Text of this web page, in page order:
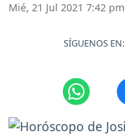
Mié, 21 Jul 2021 7:42 pm
SÍGUENOS EN: